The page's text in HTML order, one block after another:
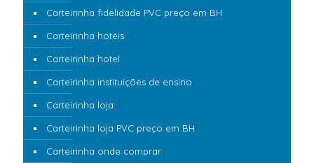
Carteirinha fidelidade PVC preço em BH
Carteirinha hotéis
Carteirinha hotel
Carteirinha instituições de ensino
Carteirinha loja
Carteirinha loja PVC preço em BH
Carteirinha onde comprar